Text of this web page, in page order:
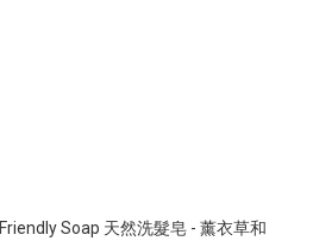
Friendly Soap 天然洗髮皂 - 薰衣草和